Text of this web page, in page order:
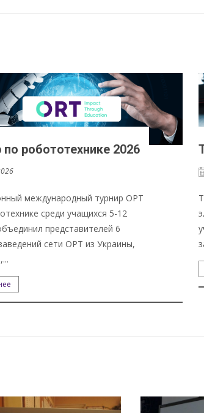
по робототехнике 2026
международный турнир ОРТ
среди учащихся 5-12
представителей 6
сети ОРТ из Украины,